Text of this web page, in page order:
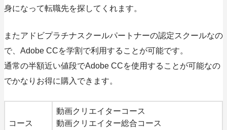
身になって転職先を探してくれます。
またアドビプラチナスクールパートナーの認定スクールなの
で、Adobe CCを学割で利用することが可能です。
通常の半額近い値段でAdobe CCを使用することが可能なの
でかなりお得に購入できます。
コース
動画クリエイターコース
動画クリエイター総合コース